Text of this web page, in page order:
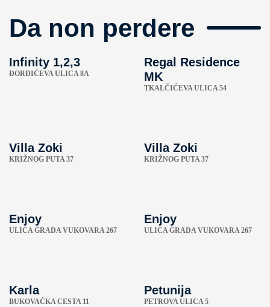
Da non perdere
Infinity 1,2,3
ÐORĐIĆEVA ULICA 8A
Regal Residence
MK
TKALČIĆEVA ULICA 54
Villa Zoki
KRIŽNOG PUTA 37
Villa Zoki
KRIŽNOG PUTA 37
Enjoy
ULICA GRADA VUKOVARA 267
Enjoy
ULICA GRADA VUKOVARA 267
Karla
BUKOVAČKA CESTA 11
Petunija
PETROVA ULICA 5